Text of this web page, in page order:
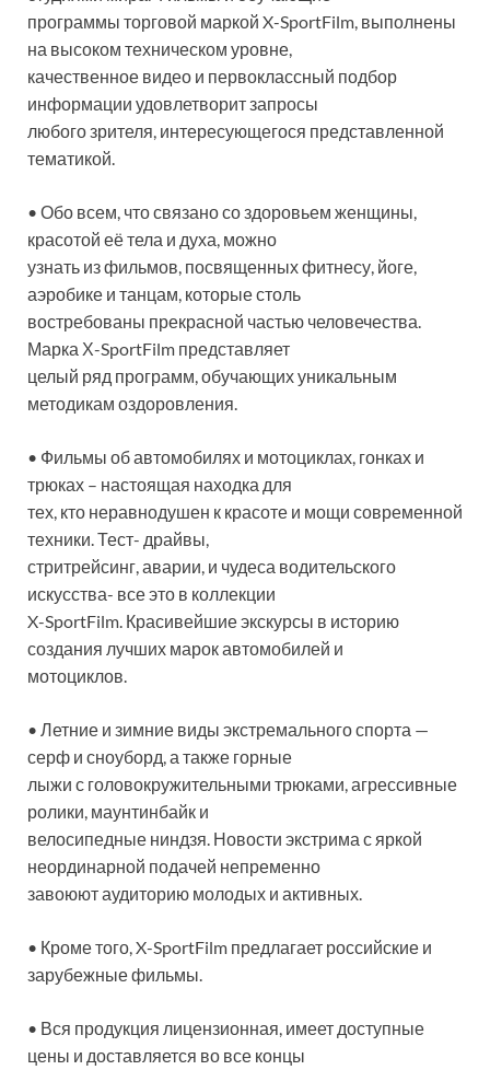
программы торговой маркой X-SportFilm, выполнены
на высоком техническом уровне,
качественное видео и первоклассный подбор
информации удовлетворит запросы
любого зрителя, интересующегося представленной
тематикой.
• Обо всем, что связано со здоровьем женщины,
красотой её тела и духа, можно
узнать из фильмов, посвященных фитнесу, йоге,
аэробике и танцам, которые столь
востребованы прекрасной частью человечества.
Марка Х-SportFilm представляет
целый ряд программ, обучающих уникальным
методикам оздоровления.
• Фильмы об автомобилях и мотоциклах, гонках и
трюках – настоящая находка для
тех, кто неравнодушен к красоте и мощи современной
техники. Тест- драйвы,
стритрейсинг, аварии, и чудеса водительского
искусства- все это в коллекции
X-SportFilm. Красивейшие экскурсы в историю
создания лучших марок автомобилей и
мотоциклов.
• Летние и зимние виды экстремального спорта —
серф и сноуборд, а также горные
лыжи с головокружительными трюками, агрессивные
ролики, маунтинбайк и
велосипедные ниндзя. Новости экстрима с яркой
неординарной подачей непременно
завоюют аудиторию молодых и активных.
• Кроме того, X-SportFilm предлагает российские и
зарубежные фильмы.
• Вся продукция лицензионная, имеет доступные
цены и доставляется во все концы